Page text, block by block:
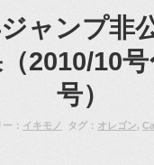
ャンプ非
2010/10
号）
： イキモノ タグ： オレゴン,